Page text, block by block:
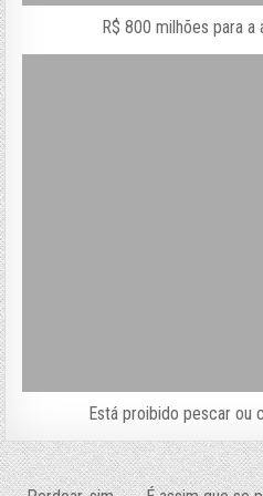
R$ 800 milhões para
Está proibido pescar ou